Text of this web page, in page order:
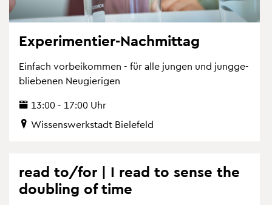
Ex­pe­ri­men­tier-Nach­mit­tag
Ein­fach vor­bei­kom­men - für alle jun­gen und jung­ge­
blie­be­nen Neu­gie­ri­gen
13:00 - 17:00 Uhr
Wis­sens­werk­stadt Bie­le­feld
read to/for | I read to sense the
dou­bling of time